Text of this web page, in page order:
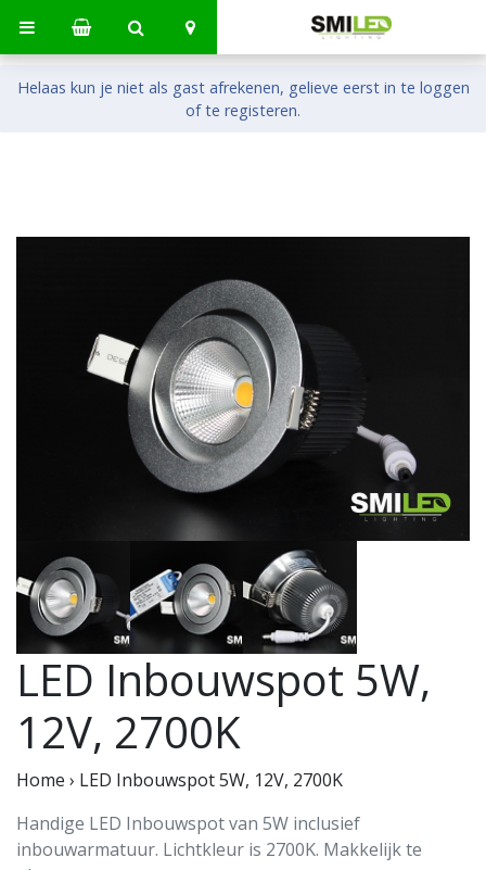
Helaas kun je niet als gast afrekenen, gelieve eerst in te loggen
of te registeren.
LED Inbouwspot 5W,
12V, 2700K
Home › LED Inbouwspot 5W, 12V, 2700K
Handige LED Inbouwspot van 5W inclusief
inbouwarmatuur. Lichtkleur is 2700K. Makkelijk te